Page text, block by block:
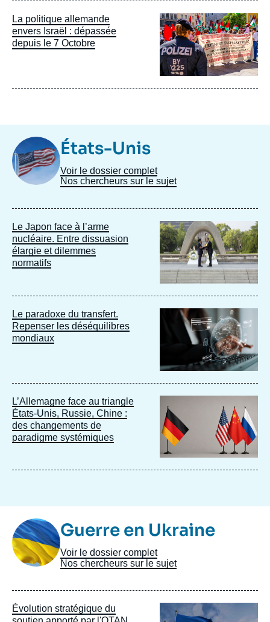
La politique allemande
envers Israël : dépassée
depuis le 7 Octobre
Image
principale
Image
Taxonomie États-Unis
Voir le dossier complet
Nos chercheurs sur le sujet
Le Japon face à l’arme
nucléaire. Entre dissuasion
élargie et dilemmes
normatifs
Image
principale
Le paradoxe du transfert.
Repenser les déséquilibres
mondiaux
Image
principale
L’Allemagne face au triangle
États-Unis, Russie, Chine :
des changements de
paradigme systémiques
principale
Image
TaxonomieGuerre en Ukraine
Voir le dossier complet
Nos chercheurs sur le sujet
Évolution stratégique du
Image
principale